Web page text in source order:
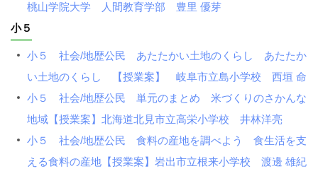
桃山学院大学 人間教育学部 豊里 優芽
小５
小５ 社会/地歴公民 あたたかい土地のくらし あたたか
い土地のくらし 【授業案】 岐阜市立島小学校 西垣 命
小５ 社会/地歴公民 単元のまとめ 米づくりのさかんな
地域【授業案】北海道北見市立高栄小学校 井林洋亮
小５ 社会/地歴公民 食料の産地を調べよう 食生活を支
える食料の産地【授業案】岩出市立根来小学校 渡邊 雄紀